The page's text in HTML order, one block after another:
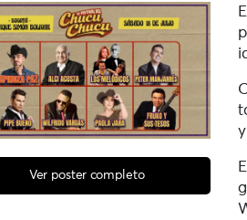
Ver poster completo